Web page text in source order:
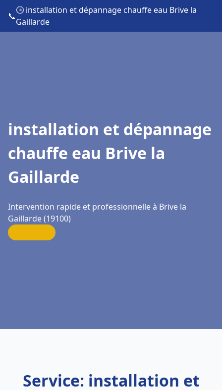
📞
🕒 installation et dépannage chauffe eau Brive la
Gaillarde
installation et dépannage
chauffe eau Brive la
Gaillarde
Intervention rapide et professionnelle à Brive la
Gaillarde (19100)
Service: installation et